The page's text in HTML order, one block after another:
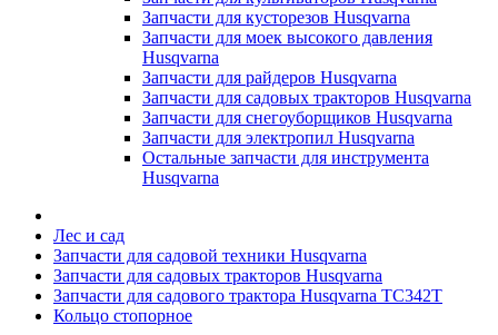
Запчасти для кусторезов Husqvarna
Запчасти для моек высокого давления
Husqvarna
Запчасти для райдеров Husqvarna
Запчасти для садовых тракторов Husqvarna
Запчасти для снегоуборщиков Husqvarna
Запчасти для электропил Husqvarna
Остальные запчасти для инструмента
Husqvarna
Лес и сад
Запчасти для садовой техники Husqvarna
Запчасти для садовых тракторов Husqvarna
Запчасти для садового трактора Husqvarna TC342T
Кольцо стопорное